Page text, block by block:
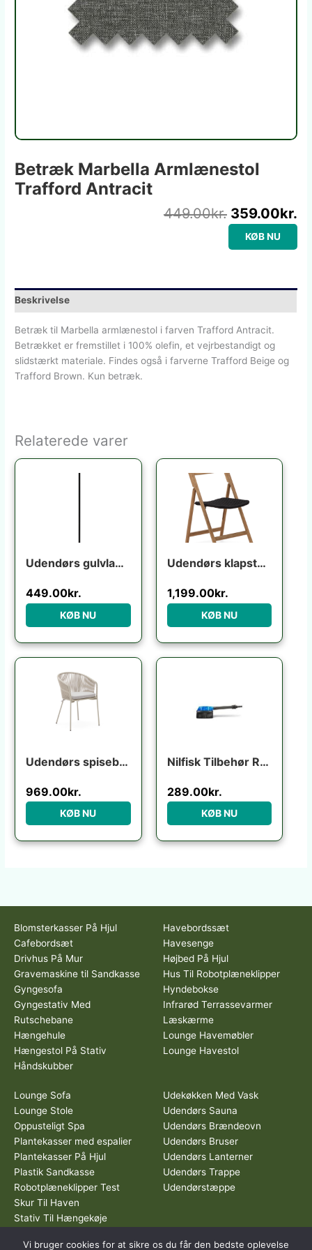
Betræk Marbella Armlænestol
Trafford Antracit
449.00kr. 359.00kr.
KØB NU
Beskrivelse
Betræk til Marbella armlænestol i farven Trafford Antracit.
Betrækket er fremstillet i 100% olefin, et vejrbestandigt og
slidstærkt materiale. Findes også i farverne Trafford Beige og
Trafford Brown. Kun betræk.
Relaterede varer
Udendørs gulvlampe Kave Home Nali mat sort metal H149 cm nordisk design
449.00kr.
KØB NU
Udendørs klapstol Kave Home Dandara i akacietræ foldbar UV-resistent flerfarvet rustik
1,199.00kr.
KØB NU
Udendørs spisebordsstol med armlæn havestol Kave Home Yanet ecru H80ÃB54ÃL56 cm
969.00kr.
KØB NU
Nilfisk Tilbehør Rotary brush
289.00kr.
KØB NU
Blomsterkasser På Hjul
Cafebordsæt
Drivhus På Mur
Gravemaskine til Sandkasse
Gyngesofa
Gyngestativ Med
Rutschebane
Hængehule
Hængestol På Stativ
Håndskubber
Havebordssæt
Havesenge
Højbed På Hjul
Hus Til Robotplæneklipper
Hyndebokse
Infrarød Terrassevarmer
Læskærme
Lounge Havemøbler
Lounge Havestol
Lounge Sofa
Lounge Stole
Oppusteligt Spa
Plantekasser med espalier
Plantekasser På Hjul
Plastik Sandkasse
Robotplæneklipper Test
Skur Til Haven
Stativ Til Hængekøje
Udekøkken Med Vask
Udendørs Sauna
Udendørs Brændeovn
Udendørs Bruser
Udendørs Lanterner
Udendørs Trappe
Udendørstæppe
Vi bruger cookies for at sikre os du får den bedste oplevelse